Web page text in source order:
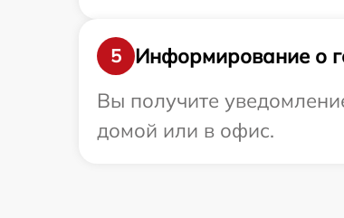
5
Информирование о
Вы получите
домой или в офис.